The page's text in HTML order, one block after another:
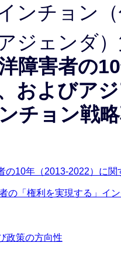
ンチョン
ジェンダ
障害者の
およびア
チョン戦
の10年（2013-2022）に
の「権利を実現する」イ
政策の方向性